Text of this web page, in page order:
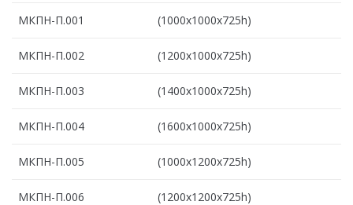
МКПН-П.001 (1000х1000х725h)
МКПН-П.002 (1200х1000х725h)
МКПН-П.003 (1400х1000х725h)
МКПН-П.004 (1600х1000х725h)
МКПН-П.005 (1000х1200х725h)
МКПН-П.006 (1200х1200х725h)